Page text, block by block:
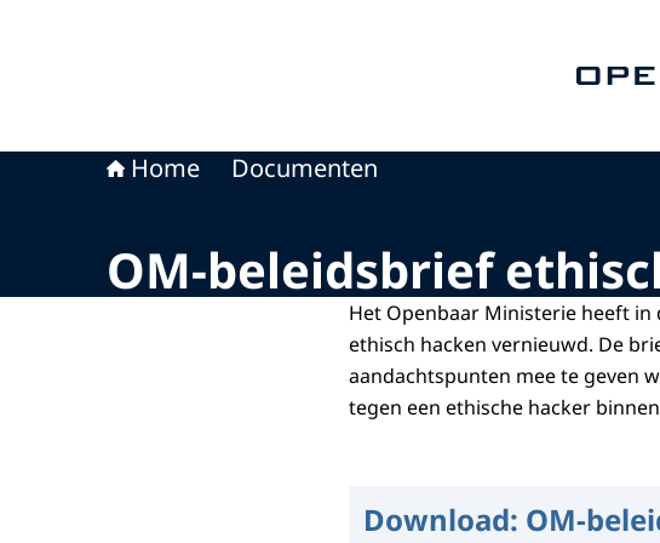
Home Documenten
OM-beleidsbrief
Het Openbaar Ministerie heeft
ethisch hacken vernieuwd. De
aandachtspunten mee te geven
tegen een ethische hacker
Download: OM-